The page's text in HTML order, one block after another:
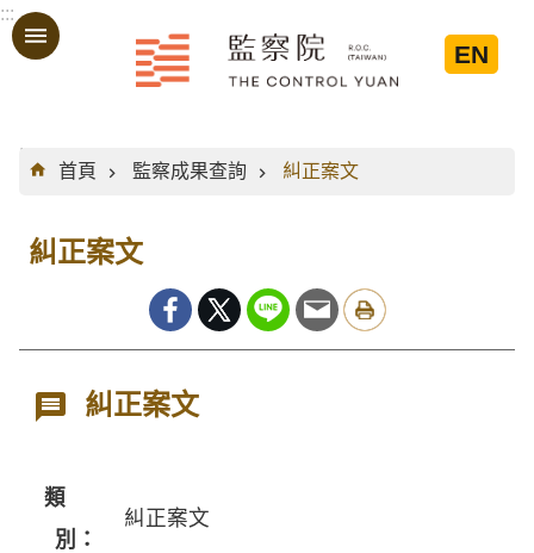
跳到主要內容區塊
:::
EN
:::
首頁
監察成果查詢 糾正案文
糾正案文
糾正案文
類
別：
糾正案文